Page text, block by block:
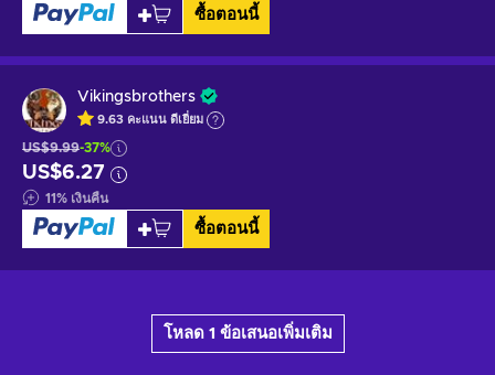
ซื้อตอนนี้
Vikingsbrothers
9.63 คะแนน ดีเยี่ยม
US$9.99-37%
US$6.27
11% เงินคืน
ซื้อตอนนี้
โหลด 1 ข้อเสนอเพิ่มเติม